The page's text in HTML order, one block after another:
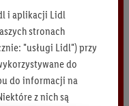
i aplikacji Lidl
stronach
"usługi Lidl") przy
do
do informacji na
z nich są